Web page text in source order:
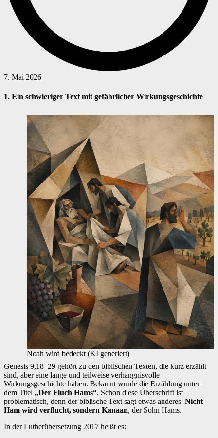
7. Mai 2026
1. Ein schwieriger Text mit gefährlicher Wirkungsgeschichte
Noah wird bedeckt (KI generiert)
Genesis 9,18–29 gehört zu den biblischen Texten, die kurz erzählt
sind, aber eine lange und teilweise verhängnisvolle
Wirkungsgeschichte haben. Bekannt wurde die Erzählung unter
dem Titel „Der Fluch Hams“. Schon diese Überschrift ist
problematisch, denn der biblische Text sagt etwas anderes: Nicht
Ham wird verflucht, sondern Kanaan, der Sohn Hams.
In der Lutherübersetzung 2017 heißt es: